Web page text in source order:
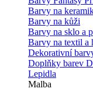
Barvy na
Barvy na kůži
Barvy na sklo a
Barvy na textil a
Dekorativní
Doplňky barev
Lepidla
Malba